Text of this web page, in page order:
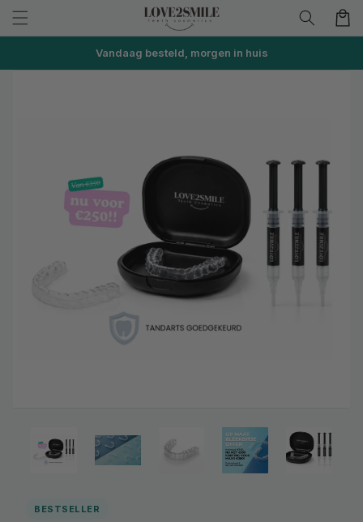
naar de
content
Vandaag besteld, morgen in huis
BESTSELLER